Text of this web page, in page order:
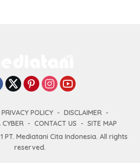
PRIVACY POLICY
DISCLAIMER
CONTACT US
SITE MAP
PT. Mediatani Cita Indonesia. All rights
reserved.